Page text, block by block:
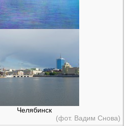
Челябинск
(фот. Вадим Снова)